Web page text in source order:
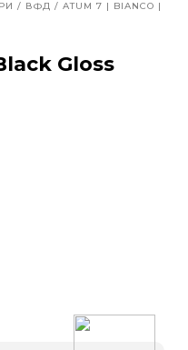
/ ВФД /ATUM 7 | BIANCO |
Gloss